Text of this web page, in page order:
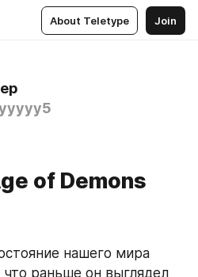
About Teletype Join
of Demons
нашего мира
раньше он выглядел